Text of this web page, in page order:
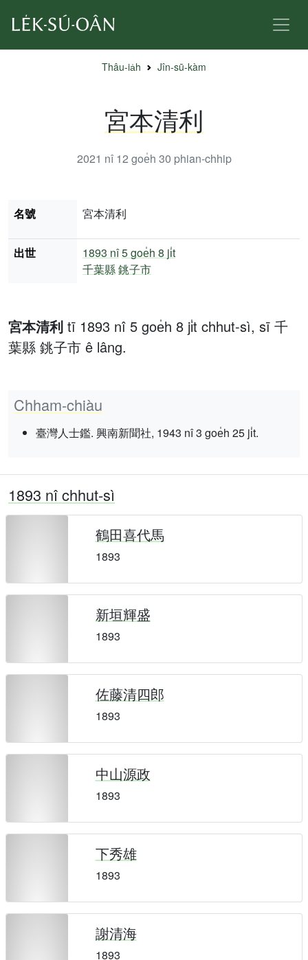
Thâu-ia̍h Jîn-sū-kàm
宮本清利
2021 nî 12 goe̍h 30 phian-chhip
宮本清利 tī 1893 nî 5 goe̍h 8 ji̍t chhut-sì, sī 千
葉縣 銚子市 ê lâng.
Chham-chiàu
臺灣人士鑑. 興南新聞社, 1943 nî 3 goe̍h 25 ji̍t.
名號 宮本清利
出世 1893 nî5 goe̍h 8 ji̍t
千葉縣銚子市
1893 nî chhut-sì
鶴田喜代馬
1893
新垣輝盛
1893
佐藤清四郎
1893
中山源政
1893
下秀雄
1893
謝清海
1893